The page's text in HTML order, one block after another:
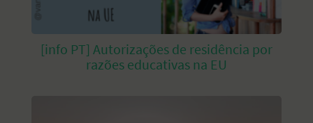
[info PT] Autorizações de residência por
razões educativas na EU